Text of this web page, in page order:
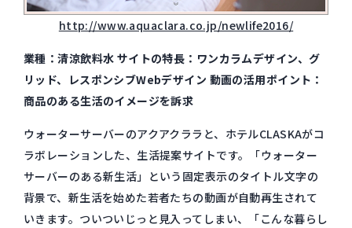
http://www.aquaclara.co.jp/newlife2016/
業種：清涼飲料水 サイトの特長：ワンカラムデザイン、グ
リッド、レスポンシブWebデザイン 動画の活用ポイント：
商品のある生活のイメージを訴求
ウォーターサーバーのアクアクララと、ホテルCLASKAがコ
ラボレーションした、生活提案サイトです。「ウォーター
サーバーのある新生活」という固定表示のタイトル文字の
背景で、新生活を始めた若者たちの動画が自動再生されて
いきます。ついついじっと見入ってしまい、「こんな暮らし